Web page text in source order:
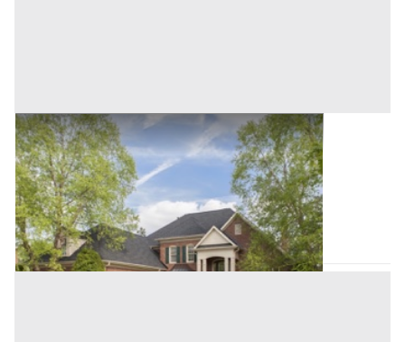
Villini all'asta a Padova
Solesino (Padova)
Offerta minima
102.000 € 136.000 €
Codice asta:AJ7472415
Asta chiusa